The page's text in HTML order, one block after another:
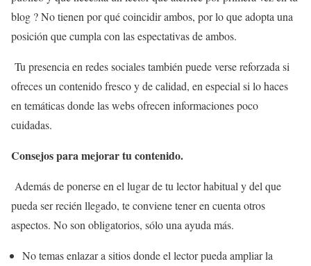
blog ? No tienen por qué coincidir ambos, por lo que adopta una
posición que cumpla con las espectativas de ambos.
Tu presencia en redes sociales también puede verse reforzada si
ofreces un contenido fresco y de calidad, en especial si lo haces
en temáticas donde las webs ofrecen informaciones poco
cuidadas.
Consejos para mejorar tu contenido.
Además de ponerse en el lugar de tu lector habitual y del que
pueda ser recién llegado, te conviene tener en cuenta otros
aspectos. No son obligatorios, sólo una ayuda más.
No temas enlazar a sitios donde el lector pueda ampliar la